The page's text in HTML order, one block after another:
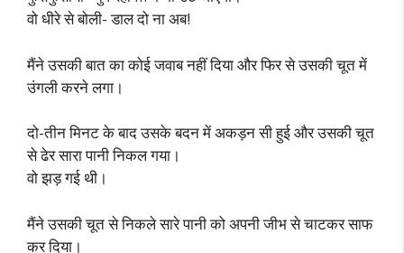
वो धीरे से बोली- डाल दो ना अब!
मैंने उसकी बात का कोई जवाब नहीं दिया और फिर से उसकी चूत में
उंगली करने लगा।
दो-तीन मिनट के बाद उसके बदन में अकड़न सी हुई और उसकी चूत
से ढेर सारा पानी निकल गया।
वो झड़ गई थी।
मैंने उसकी चूत से निकले सारे पानी को अपनी जीभ से चाटकर साफ
कर दिया।